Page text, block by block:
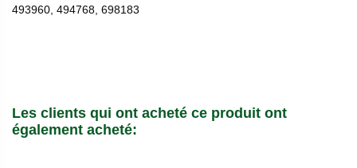
493960, 494768, 698183
Les clients qui ont acheté ce produit ont
également acheté: